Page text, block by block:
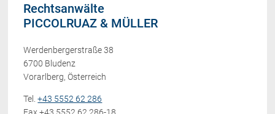
Rechtsanwälte
PICCOLRUAZ & MÜLLER
Werdenbergerstraße 38
6700 Bludenz
Vorarlberg, Österreich
Tel.+43 5552 62 286